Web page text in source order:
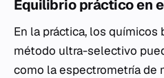
Equilibrio práctico en
En la práctica, los químicos
método ultra-selectivo
como la espectrometría de